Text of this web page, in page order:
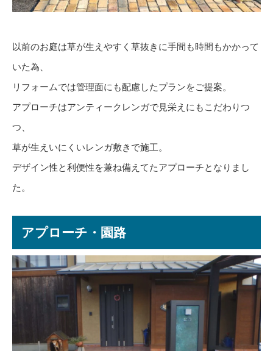
以前のお庭は草が生えやすく草抜きに手間も時間もかかって
いた為、
リフォームでは管理面にも配慮したプランをご提案。
アプローチはアンティークレンガで見栄えにもこだわりつ
つ、
草が生えいにくいレンガ敷きで施工。
デザイン性と利便性を兼ね備えてたアプローチとなりまし
た。
アプローチ・園路